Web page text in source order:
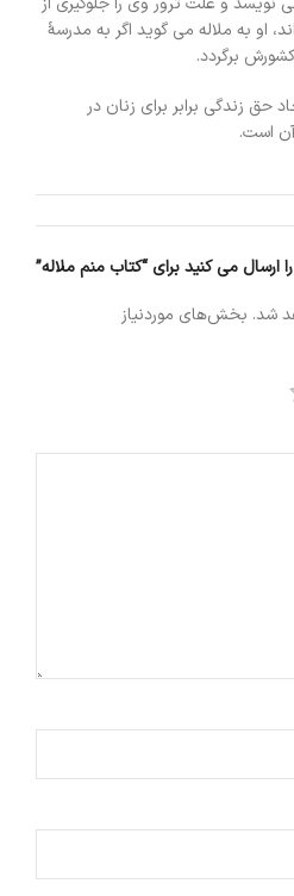
او به ملاله می گوید اگر به مدرسۀ
برگردد.
حق زندگی برابر برای زنان در
آن است.
ارسال می کنید برای “کتاب منم ملاله”
شد. بخش‌های موردنیاز